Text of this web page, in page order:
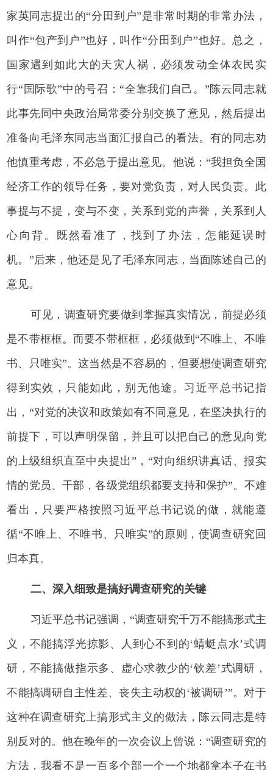
家英同志提出的“分田到户”是非常时期的非常办法，
叫作“包产到户”也好，叫作“分田到户”也好。总之，
国家遇到如此大的天灾人祸，必须发动全体农民实
行“国际歌”中的号召：“全靠我们自己。”陈云同志就
此事先同中央政治局常委分别交换了意见，然后提出
准备向毛泽东同志当面汇报自己的看法。有的同志劝
他慎重考虑，不必急于提出意见。他说：“我担负全国
经济工作的领导任务，要对党负责，对人民负责。此
事提与不提，变与不变，关系到党的声誉，关系到人
心向背。既然看准了，找到了办法，怎能延误时
机。”后来，他还是见了毛泽东同志，当面陈述自己的
意见。
可见，调查研究要做到掌握真实情况，前提必须
是不带框框。而要不带框框，必须做到“不唯上、不唯
书、只唯实”。这当然是不容易的，但要想使调查研究
得到实效，只能如此，别无他途。习近平总书记指
出，“对党的决议和政策如有不同意见，在坚决执行的
前提下，可以声明保留，并且可以把自己的意见向党
的上级组织直至中央提出”，“对向组织讲真话、报实
情的党员、干部，各级党组织都要支持和保护”。不难
看出，只要严格按照习近平总书记说的做，就能遵
循“不唯上、不唯书、只唯实”的原则，使调查研究回
归本真。
二、深入细致是搞好调查研究的关键
习近平总书记强调，“调查研究千万不能搞形式主
义，不能搞浮光掠影、人到心不到的‘蜻蜓点水’式调
研，不能搞做指示多、虚心求教少的‘钦差’式调研，
不能搞调研自主性差、丧失主动权的‘被调研’”。对于
这种在调查研究上搞形式主义的做法，陈云同志是特
别反对的。他在晚年的一次会议上曾说：“调查研究的
方法，我看不是一百多个部一个一个地都拿本子在书